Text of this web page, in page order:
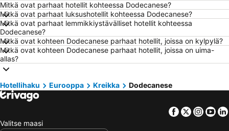
Hotellit – Vantaa
Hotellit – Pariisi
Hotellit – Rooma
Hotellit – Berliini
Hotellit – Kalajoki
Hotellit – Suomi
Hotellit – Malta
Hotellit – Teneriffa
Hotellit – Aurinkorannikko
Hotellit – Gardajärvi
Hotellit – Koh Samui
Hotellit – Koh Lanta
Hotellit – Santorini Saari
Hotellit – Espanja
Mitkä ovat parhaat hotellit kohteessa Dodecanese?
Mitkä ovat parhaat luksushotellit kohteessa Dodecanese?
Mitkä ovat parhaat lemmikkiystävälliset hotellit kohteessa
Dodecanese?
Mitkä ovat kohteen Dodecanese parhaat hotellit, joissa on kylpylä?
Mitkä ovat kohteen Dodecanese parhaat hotellit, joissa on uima-
allas?
Hotellihaku Eurooppa Kreikka Dodecanese
Facebook
Twitter
Valitse maasi